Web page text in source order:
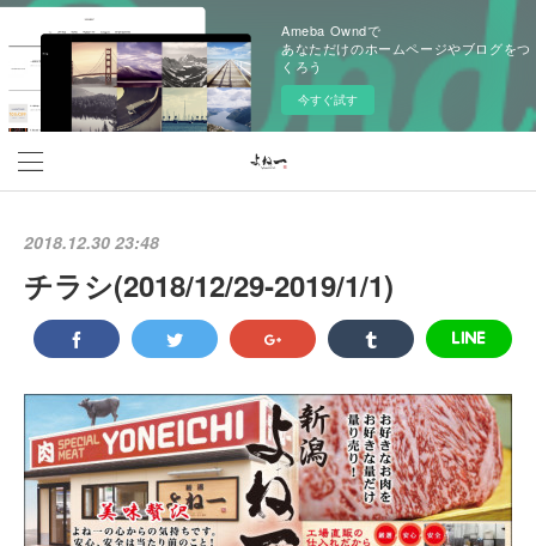
Ameba Owndで
あなただけのホームページやブログをつ
くろう
今すぐ試す
2018.12.30 23:48
チラシ(2018/12/29‐2019/1/1)